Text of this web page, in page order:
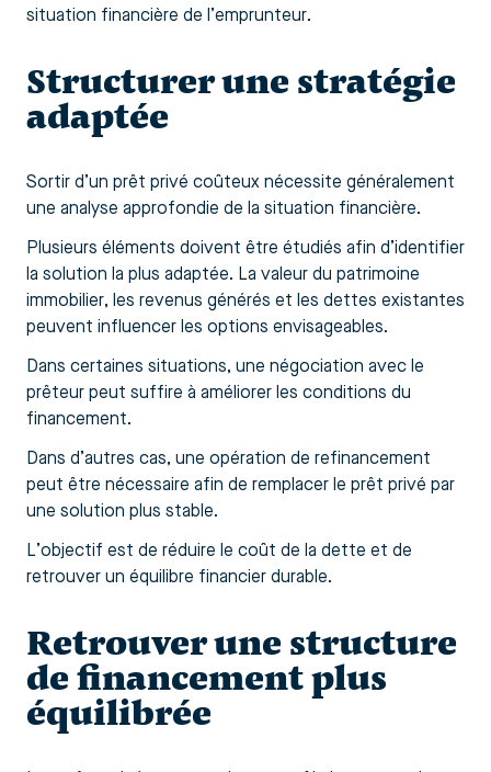
situation financière de l’emprunteur.
Structurer une stratégie
adaptée
Sortir d’un prêt privé coûteux nécessite généralement
une analyse approfondie de la situation financière.
Plusieurs éléments doivent être étudiés afin d’identifier
la solution la plus adaptée. La valeur du patrimoine
immobilier, les revenus générés et les dettes existantes
peuvent influencer les options envisageables.
Dans certaines situations, une négociation avec le
prêteur peut suffire à améliorer les conditions du
financement.
Dans d’autres cas, une opération de refinancement
peut être nécessaire afin de remplacer le prêt privé par
une solution plus stable.
L’objectif est de réduire le coût de la dette et de
retrouver un équilibre financier durable.
Retrouver une structure
de financement plus
équilibrée